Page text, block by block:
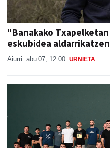
"Banakako
eskubidea
Aiurri abu 07, 12:00 URNIETA